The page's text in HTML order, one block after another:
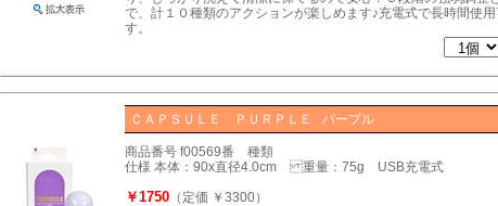
で、計１０種類のアクションが楽しめます♪充電式で長時間使
す。
ＣＡＰＳＵＬＥ ＰＵＲＰＬＥ パープル
商品番号 f00569番 種類
仕様 本体：90x直径4.0cm 重量：75g USB充電式
￥1750 （定価 ￥3300）